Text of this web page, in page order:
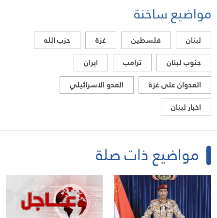
مواضيع ساخنة
لبنان فلسطين غزة
حزب الله
جنوب لبنان
ترامب
ايران
العدوان على غزة
العدو الاسرائيلي
اخبار لبنان
مواضيع ذات صلة